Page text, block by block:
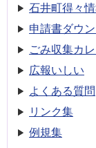
石井町得々
申請書ダウ
ごみ収集カ
広報いしい
よくある質問
リンク集
例規集